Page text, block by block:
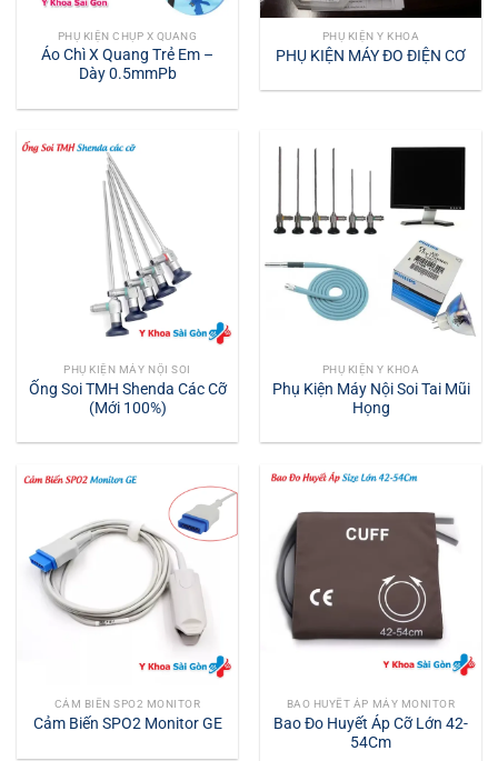
PHỤ KIỆN CHỤP X QUANG
Áo Chì X Quang Trẻ Em –
Dày 0.5mmPb
PHỤ KIỆN Y KHOA
PHỤ KIỆN MÁY ĐO ĐIỆN CƠ
PHỤ KIỆN MÁY NỘI SOI
Ống Soi TMH Shenda Các Cỡ
(Mới 100%)
PHỤ KIỆN Y KHOA
Phụ Kiện Máy Nội Soi Tai Mũi
Họng
CẢM BIẾN SPO2 MONITOR
Cảm Biến SPO2 Monitor GE
BAO HUYẾT ÁP MÁY MONITOR
Bao Đo Huyết Áp Cỡ Lớn 42-
54Cm